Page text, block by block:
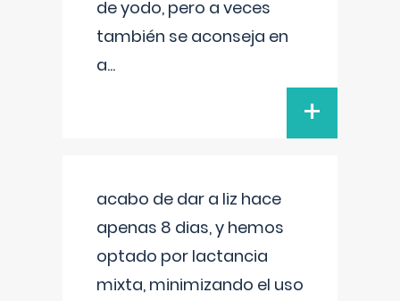
de yodo, pero a veces
también se aconseja en
a...
+
acabo de dar a liz hace
apenas 8 dias, y hemos
optado por lactancia
mixta, minimizando el uso